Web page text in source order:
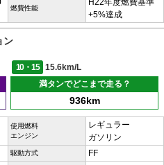
燃費性能
H22年度燃費基準
+5%達成
ン
10・15
15.6km/L
満タンでどこまで走る？
936km
使用燃料
エンジン
レギュラー
ガソリン
駆動方式 FF